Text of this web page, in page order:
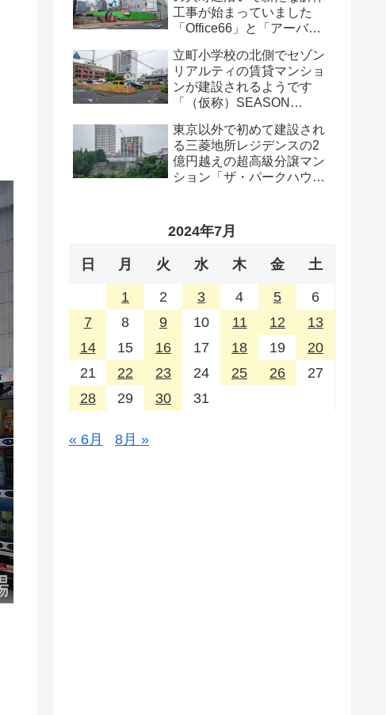
工事が始まっていました
「Office66」と「アーバン
2026年8月
立町小学校の北側でセゾン
リアルティの賃貸マンショ
ンが建設されるようです
「（仮称）SEASON
工事」・2026年8月
東京以外で初めて建設され
る三菱地所レジデンスの2
億円越えの超高級分譲マン
ション「ザ・パークハウス
8月
2024年7月
日 月 火 水 木 金 土
1 2 3 4 5
6
7
8 9 10 11 12
13
14
15 16 17 18 19
20
21
22 23 24 25 26
27
28
29 30 31
« 6月 8月 »